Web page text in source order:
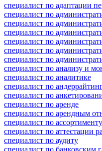
специалист по адаптации
специалист по
специалист по
специалист по
специалист по
специалист по
специалист по
специалист по анализу и
специалист по аналитике
специалист по
специалист по
специалист по аренде
специалист по арендным
специалист по ассортименту
специалист по аттестации
специалист по аудиту
специалист по банковским